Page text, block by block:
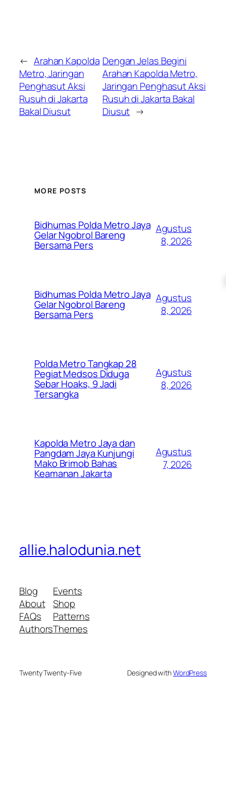
← Arahan Kapolda
Metro, Jaringan
Penghasut Aksi
Rusuh di Jakarta
Bakal Diusut
Dengan Jelas Begini
Arahan Kapolda Metro,
Jaringan Penghasut Aksi
Rusuh di Jakarta Bakal
Diusut →
MORE POSTS
Bidhumas Polda Metro Jaya
Gelar Ngobrol Bareng
Bersama Pers
Agustus
8, 2026
Bidhumas Polda Metro Jaya
Gelar Ngobrol Bareng
Bersama Pers
Agustus
8, 2026
Polda Metro Tangkap 28
Pegiat Medsos Diduga
Sebar Hoaks, 9 Jadi
Tersangka
Agustus
8, 2026
Kapolda Metro Jaya dan
Pangdam Jaya Kunjungi
Mako Brimob Bahas
Keamanan Jakarta
Agustus
7, 2026
allie.halodunia.net
Blog
About
FAQs
Authors
Events
Shop
Patterns
Themes
Twenty Twenty-Five Designed withWordPress